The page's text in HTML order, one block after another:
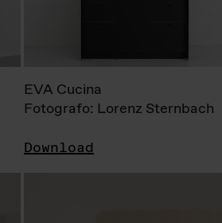
EVA Cucina
Fotografo: Lorenz Sternbach
Download